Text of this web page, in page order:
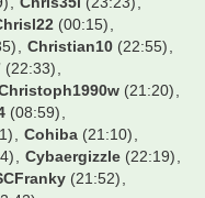
Chris35i (23:23)
(00:15)
Christian10 (22:55)
(22:33)
(21:20)
(08:59)
Cohiba (21:10)
Cybaergizzle (22:19)
(21:52)